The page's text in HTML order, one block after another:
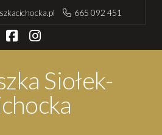
665 092 451
Facebook
Instagram
Siołek-